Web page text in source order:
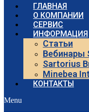
ГЛАВНАЯ
О КОМПАНИИ
СЕРВИС
ИНФОРМАЦИЯ
Статьи
Вебинары
Sartorius
Minebea
КОНТАКТЫ
Menu